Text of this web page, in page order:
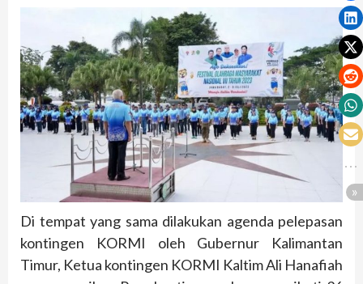
Di tempat yang sama dilakukan agenda pelepasan
kontingen KORMI oleh Gubernur Kalimantan
Timur, Ketua kontingen KORMI Kaltim Ali Hanafiah